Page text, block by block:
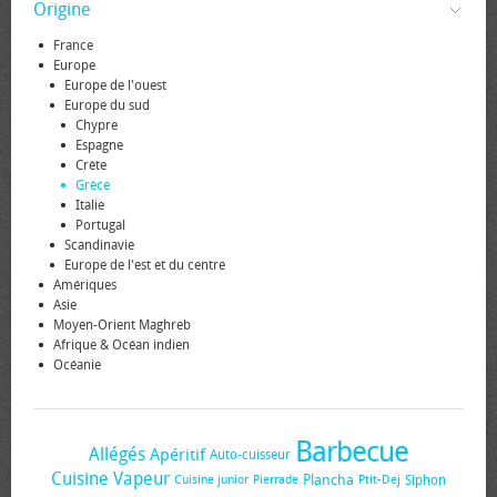
Origine
France
Europe
Europe de l'ouest
Europe du sud
Chypre
Espagne
Crète
Grèce
Italie
Portugal
Scandinavie
Europe de l'est et du centre
Amériques
Asie
Moyen-Orient Maghreb
Afrique & Océan indien
Océanie
Allégés Apéritif Auto-cuisseur Barbecue
Cuisine Vapeur Cuisine junior Pierrade Plancha Ptit-Dej Siphon